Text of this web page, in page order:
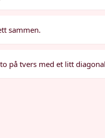
sammen.
på tvers med et litt